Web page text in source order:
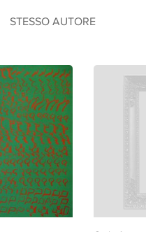
STESSO AUTORE